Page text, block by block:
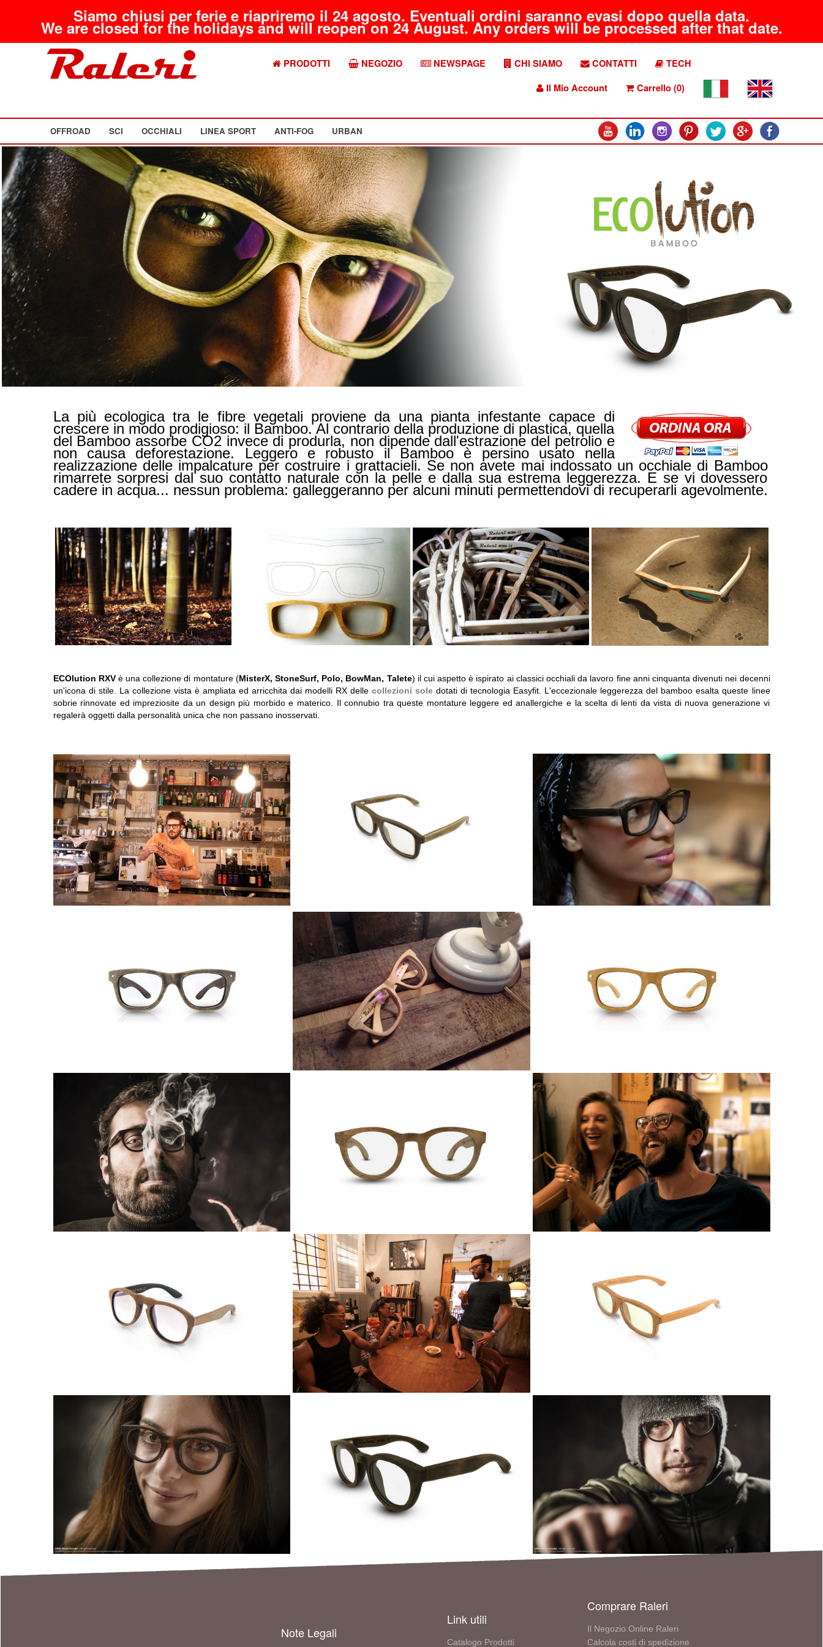
Siamo chiusi per ferie e riapriremo il 24 agosto. Eventuali ordini saranno evasi dopo quella data.
We are closed for the holidays and will reopen on 24 August. Any orders will be processed after that date.
PRODOTTI NEGOZIO NEWSPAGE CHI SIAMO CONTATTI
TECH
Il Mio Account
Carrello (0)
OFFROAD SCI OCCHIALI LINEA SPORT ANTI-FOG URBAN
La più ecologica tra le fibre vegetali proviene da una pianta infestante capace di
crescere in modo prodigioso: il Bamboo. Al contrario della produzione di plastica, quella
del Bamboo assorbe CO2 invece di produrla, non dipende dall'estrazione del petrolio e
non causa deforestazione. Leggero e robusto il Bamboo è persino usato nella
realizzazione delle impalcature per costruire i grattacieli. Se non avete mai indossato un occhiale di Bamboo
rimarrete sorpresi dal suo contatto naturale con la pelle e dalla sua estrema leggerezza. E se vi dovessero
cadere in acqua... nessun problema: galleggeranno per alcuni minuti permettendovi di recuperarli agevolmente.
ECOlution RXVè una collezione di montature (MisterX, StoneSurf, Polo, BowMan, Talete) il cui aspetto è ispirato ai classici occhiali da lavoro fine anni cinquanta divenuti nei decenni
un'icona di stile. La collezione vista è ampliata ed arricchita dai modelli RX dellecollezioni sole dotati di tecnologia Easyfit. L'eccezionale leggerezza del bamboo esalta queste linee
sobrie rinnovate ed impreziosite da un design più morbido e materico. Il connubio tra queste montature leggere ed anallergiche e la scelta di lenti da vista di nuova generazione vi
regalerà oggetti dalla personalità unica che non passano inosservati.
Note Legali
Link utili
Catalogo Prodotti
Comprare Raleri
Il Negozio Online Raleri
Calcola costi di spedizione